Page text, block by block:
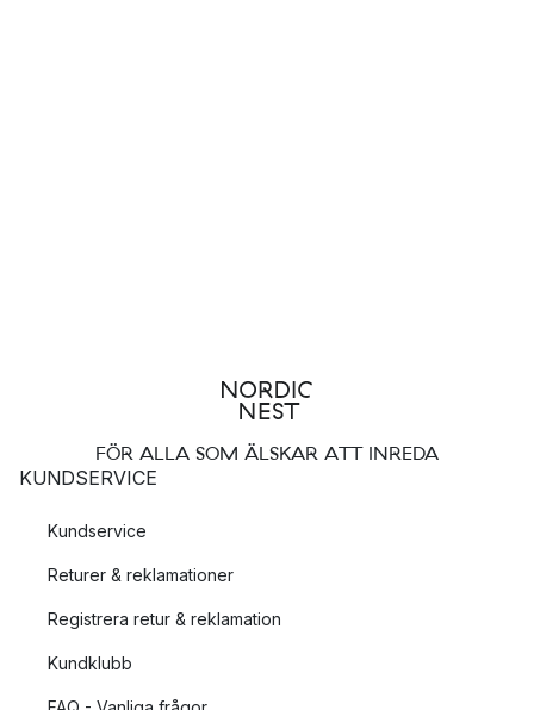
FÖR ALLA SOM ÄLSKAR ATT INREDA
KUNDSERVICE
Kundservice
Returer & reklamationer
Registrera retur & reklamation
Kundklubb